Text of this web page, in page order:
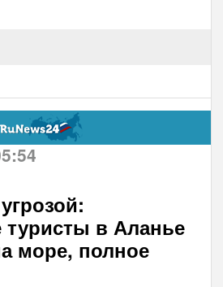
туристы в Аланье
море, полное